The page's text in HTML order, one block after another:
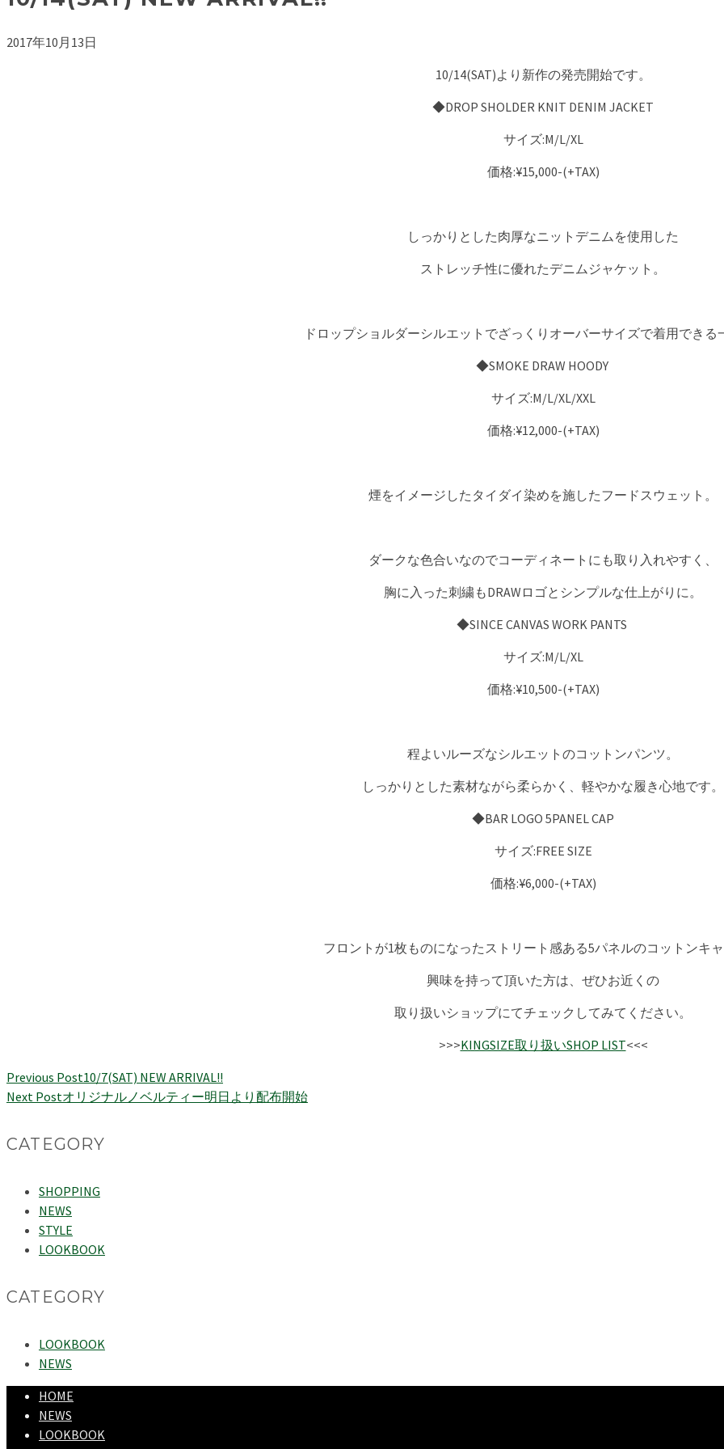
2017年10月13日
10/14(SAT)より新作の発売開始です。
◆DROP SHOLDER KNIT DENIM JACKET
サイズ:M/L/XL
価格:¥15,000-(+TAX)
しっかりとした肉厚なニットデニムを使用した
ストレッチ性に優れたデニムジャケット。
ドロップショルダーシルエットでざっくりオーバーサイズで着用できる
◆SMOKE DRAW HOODY
サイズ:M/L/XL/XXL
価格:¥12,000-(+TAX)
煙をイメージしたタイダイ染めを施したフードスウェット。
ダークな色合いなのでコーディネートにも取り入れやすく、
胸に入った刺繍もDRAWロゴとシンプルな仕上がりに。
◆SINCE CANVAS WORK PANTS
サイズ:M/L/XL
価格:¥10,500-(+TAX)
程よいルーズなシルエットのコットンパンツ。
しっかりとした素材ながら柔らかく、軽やかな履き心地です。
◆BAR LOGO 5PANEL CAP
サイズ:FREE SIZE
価格:¥6,000-(+TAX)
フロントが1枚ものになったストリート感ある5パネルのコットンキ
興味を持って頂いた方は、ぜひお近くの
取り扱いショップにてチェックしてみてください。
>>>KINGSIZE取り扱いSHOP LIST<<<
Previous Post10/7(SAT) NEW ARRIVAL!!
Next Postオリジナルノベルティー明日より配布開始
CATEGORY
SHOPPING
NEWS
STYLE
LOOKBOOK
CATEGORY
LOOKBOOK
NEWS
HOME
NEWS
LOOKBOOK